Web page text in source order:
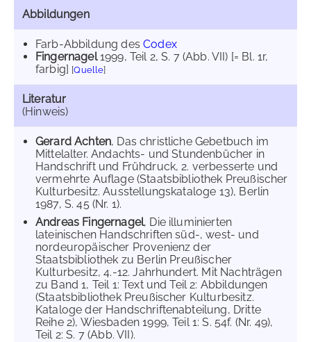
Abbildungen
Farb-Abbildung desCodex
Fingernagel1999, Teil 2, S. 7 (Abb. VII) [= Bl. 1r,
farbig] [Quelle]
Literatur
(Hinweis)
Gerard Achten, Das christliche Gebetbuch im
Mittelalter. Andachts- und Stundenbücher in
Handschrift und Frühdruck, 2. verbesserte und
vermehrte Auflage (Staatsbibliothek Preußischer
Kulturbesitz. Ausstellungskataloge 13), Berlin
1987, S. 45 (Nr. 1).
Andreas Fingernagel, Die illuminierten
lateinischen Handschriften süd-, west- und
nordeuropäischer Provenienz der
Staatsbibliothek zu Berlin Preußischer
Kulturbesitz, 4.-12. Jahrhundert. Mit Nachträgen
zu Band 1, Teil 1: Text und Teil 2: Abbildungen
(Staatsbibliothek Preußischer Kulturbesitz.
Kataloge der Handschriftenabteilung, Dritte
Reihe 2), Wiesbaden 1999, Teil 1: S. 54f. (Nr. 49),
Teil 2: S. 7 (Abb. VII).